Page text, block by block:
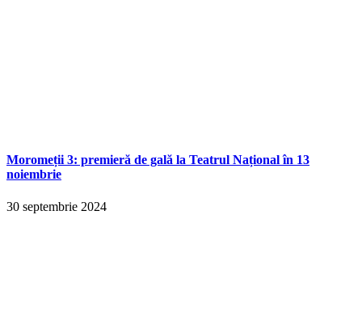
Moromeții 3: premieră de gală la Teatrul Național în 13
noiembrie
30 septembrie 2024